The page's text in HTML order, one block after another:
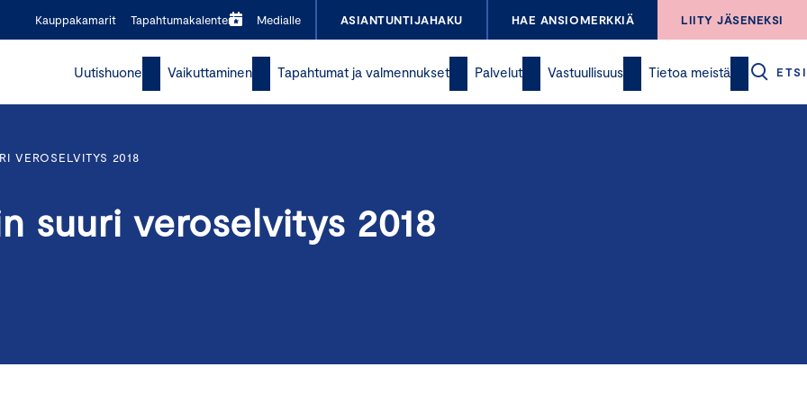
Kauppakamarit Tapahtumakalenteri Medialle ASIANTUNTIJAHAKU HAE ANSIOMERKKIÄ LIITY JÄSENEKSI
Uutishuone Vaikuttaminen Tapahtumat ja valmennukset Palvelut Vastuullisuus Tietoa meistä ETSI
VEROSELVITYS 2018
suuri veroselvitys 2018